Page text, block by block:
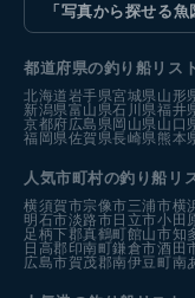
「写真から探せる魚
都道府県の釣り船リス
北海道岩手県宮城県山形
新潟県富山県石川県福井
京都府広島県岡山県山口
福岡県佐賀県長崎県熊本
人気市町村の釣り船リ
横須賀市宗像市三浦市横
明石市淡路市 日立市小田
足柄下郡真鶴町館山市知
日高郡印南町鎌倉市酒田
広島市賀茂郡南伊豆町南